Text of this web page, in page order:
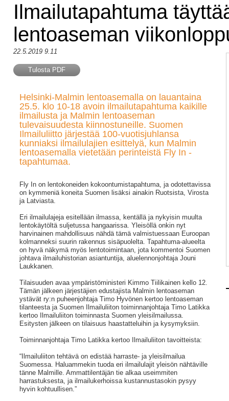
Ilmailutapahtuma
lentoaseman
22.5.2019 9.11
Tulosta PDF
Helsinki-Malmin lentoasemalla on lauantaina
25.5. klo 10-18 avoin ilmailutapahtuma kaikille
ilmailusta ja Malmin lentoaseman
tulevaisuudesta kiinnostuneille. Suomen
Ilmailuliitto järjestää 100-vuotisjuhlansa
kunniaksi ilmailulajien esittelyä, kun Malmin
lentoasemalla vietetään perinteistä Fly In -
tapahtumaa.
Fly In on lentokoneiden kokoontumistapahtuma, ja odotettavissa
on kymmeniä koneita Suomen lisäksi ainakin Ruotsista, Virosta
ja Latviasta.
Eri ilmailulajeja esitellään ilmassa, kentällä ja nykyisin muulta
lentokäytöltä suljetussa hangaarissa. Yleisöllä onkin nyt
harvinainen mahdollisuus nähdä tämä valmistuessaan Euroopan
kolmanneksi suurin rakennus sisäpuolelta. Tapahtuma-alueelta
on hyvä näkymä myös lentotoimintaan, jota kommentoi Suomen
johtava ilmailuhistorian asiantuntija, aluelennonjohtaja Jouni
Laukkanen.
Tilaisuuden avaa ympäristöministeri Kimmo Tiilikainen kello 12.
Tämän jälkeen järjestäjien edustajista Malmin lentoaseman
ystävät ry:n puheenjohtaja Timo Hyvönen kertoo lentoaseman
tilanteesta ja Suomen Ilmailuliiton toiminnanjohtaja Timo Latikka
kertoo Ilmailuliiton toiminnasta Suomen yleisilmailussa.
Esitysten jälkeen on tilaisuus haastatteluihin ja kysymyksiin.
Toiminnanjohtaja Timo Latikka kertoo Ilmailuliiton tavoitteista:
“Ilmailuliiton tehtävä on edistää harraste- ja yleisilmailua
Suomessa. Haluammekin tuoda eri ilmailulajit yleisön nähtäville
tänne Malmille. Ammattilentäjän tie alkaa useimmiten
harrastuksesta, ja ilmailukerhoissa kustannustasokin pysyy
hyvin kohtuullisen.”